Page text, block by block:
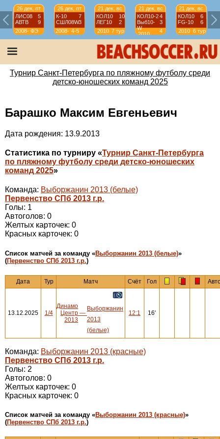
26 дек, пт
ЛИС08
5
АВТВ
9
2008-
2009
ФЭ
26 дек, пт
К-10
7
СШЛ08W3
2008-
2009
4-5
21 дек, вс
КОЛ10
10
ЛЕГ10
2
2010 7 тур
21 дек, вс
КОЛ10-24
Выб10-
W
3
2010
4
тур
21 дек, вс
КОЛ10
6
FG-10
6
2010 6 тур
Турнир Санкт-Петербурга по пляжному футболу среди
детско-юношеских команд 2025
Барашко Максим Евгеньевич
Дата рождения: 13.9.2013
Статистика по турниру «Турнир Санкт-Петербурга
по пляжному футболу среди детско-юношеских
команд 2025»
Команда: Выборжанин 2013 (белые)
Первенство СПб 2013 г.р.
Голы: 1
Автоголов: 0
Желтых карточек: 0
Красных карточек: 0
Cписок матчей за команду «Выборжанин 2013 (белые)»
(Первенство СПб 2013 г.р.)
Дата Тур Матч Счёт Гол
13.12.2025 1/4
Динамо
Центр
2013
—
Выборжанин
2013
(белые)
12:1 16'
Команда: Выборжанин 2013 (красные)
Первенство СПб 2013 г.р.
Голы: 2
Автоголов: 0
Желтых карточек: 0
Красных карточек: 0
Cписок матчей за команду «Выборжанин 2013 (красные)»
(Первенство СПб 2013 г.р.)